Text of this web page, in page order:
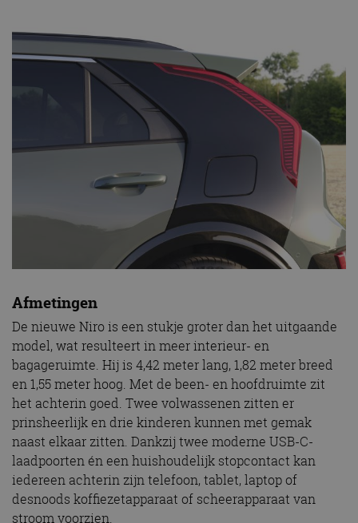
Afmetingen
De nieuwe Niro is een stukje groter dan het uitgaande
model, wat resulteert in meer interieur- en
bagageruimte. Hij is 4,42 meter lang, 1,82 meter breed
en 1,55 meter hoog. Met de been- en hoofdruimte zit
het achterin goed. Twee volwassenen zitten er
prinsheerlijk en drie kinderen kunnen met gemak
naast elkaar zitten. Dankzij twee moderne USB-C-
laadpoorten én een huishoudelijk stopcontact kan
iedereen achterin zijn telefoon, tablet, laptop of
desnoods koffiezetapparaat of scheerapparaat van
stroom voorzien.